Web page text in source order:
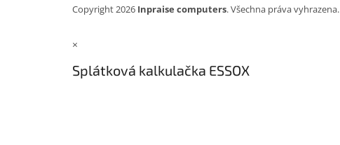
Copyright 2026 Inpraise computers. Všechna práva vyhrazena.
×
Splátková kalkulačka ESSOX